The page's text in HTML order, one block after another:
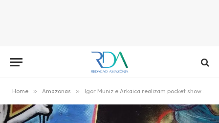
Home » Amazonas » Igor Muniz e Arkaica realizam pocket show na exposição coletiva Jungle Colors